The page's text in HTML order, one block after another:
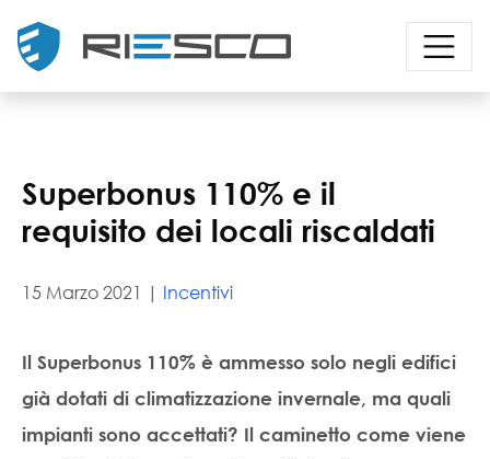
Superbonus 110% e il
requisito dei locali riscaldati
15 Marzo 2021 | Incentivi
Il Superbonus 110% è ammesso solo negli edifici
già dotati di climatizzazione invernale, ma quali
impianti sono accettati? Il caminetto come viene